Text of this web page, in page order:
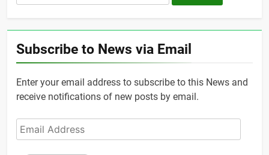
for:
Subscribe to News via Email
Enter your email address to subscribe to this News and
receive notifications of new posts by email.
Email
Address